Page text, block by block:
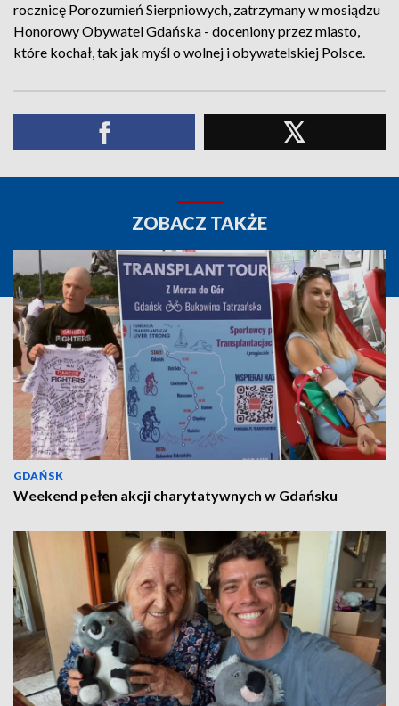
rocznicę Porozumień Sierpniowych, zatrzymany w mosiądzu
Honorowy Obywatel Gdańska - doceniony przez miasto,
które kochał, tak jak myśl o wolnej i obywatelskiej Polsce.
ZOBACZ TAKŻE
GDAŃSK
Weekend pełen akcji charytatywnych w Gdańsku